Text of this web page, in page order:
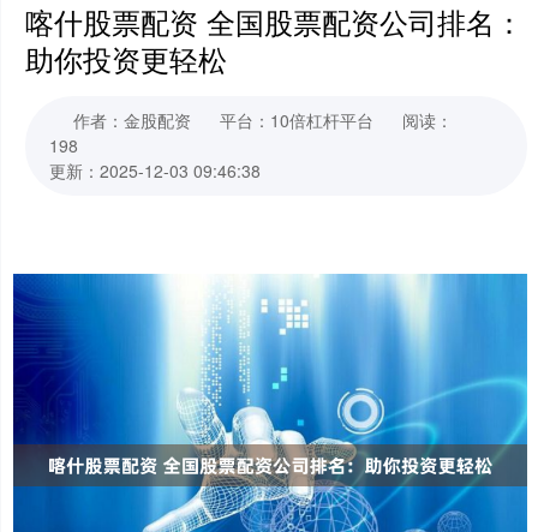
喀什股票配资 全国股票配资公司排名：
助你投资更轻松
作者：金股配资 平台：10倍杠杆平台
阅读：
198
更新：2025-12-03 09:46:38